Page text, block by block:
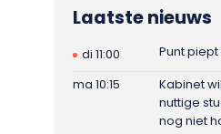
Laatste nieuws
di 11:00
Punt
ma 10:15
Kabinet
nuttige
nog niet